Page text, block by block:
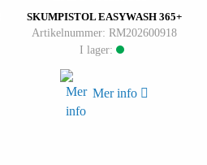
SKUMPISTOL EASYWASH 365+
Artikelnummer: RM202600918
I lager:
Mer info